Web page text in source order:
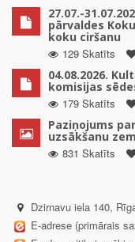
27.07.-
pārvaldes
koku ciršanu
129 Skatīts
04.08.2026.
komisijas
179 Skatīts
Paziņojums
uzsākšanu
831 Skatīts
Dzirnavu iela 140,
E-adrese (primārais